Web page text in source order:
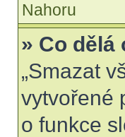
Nahoru
» Co dělá
„Smazat
vytvořené
o funkce